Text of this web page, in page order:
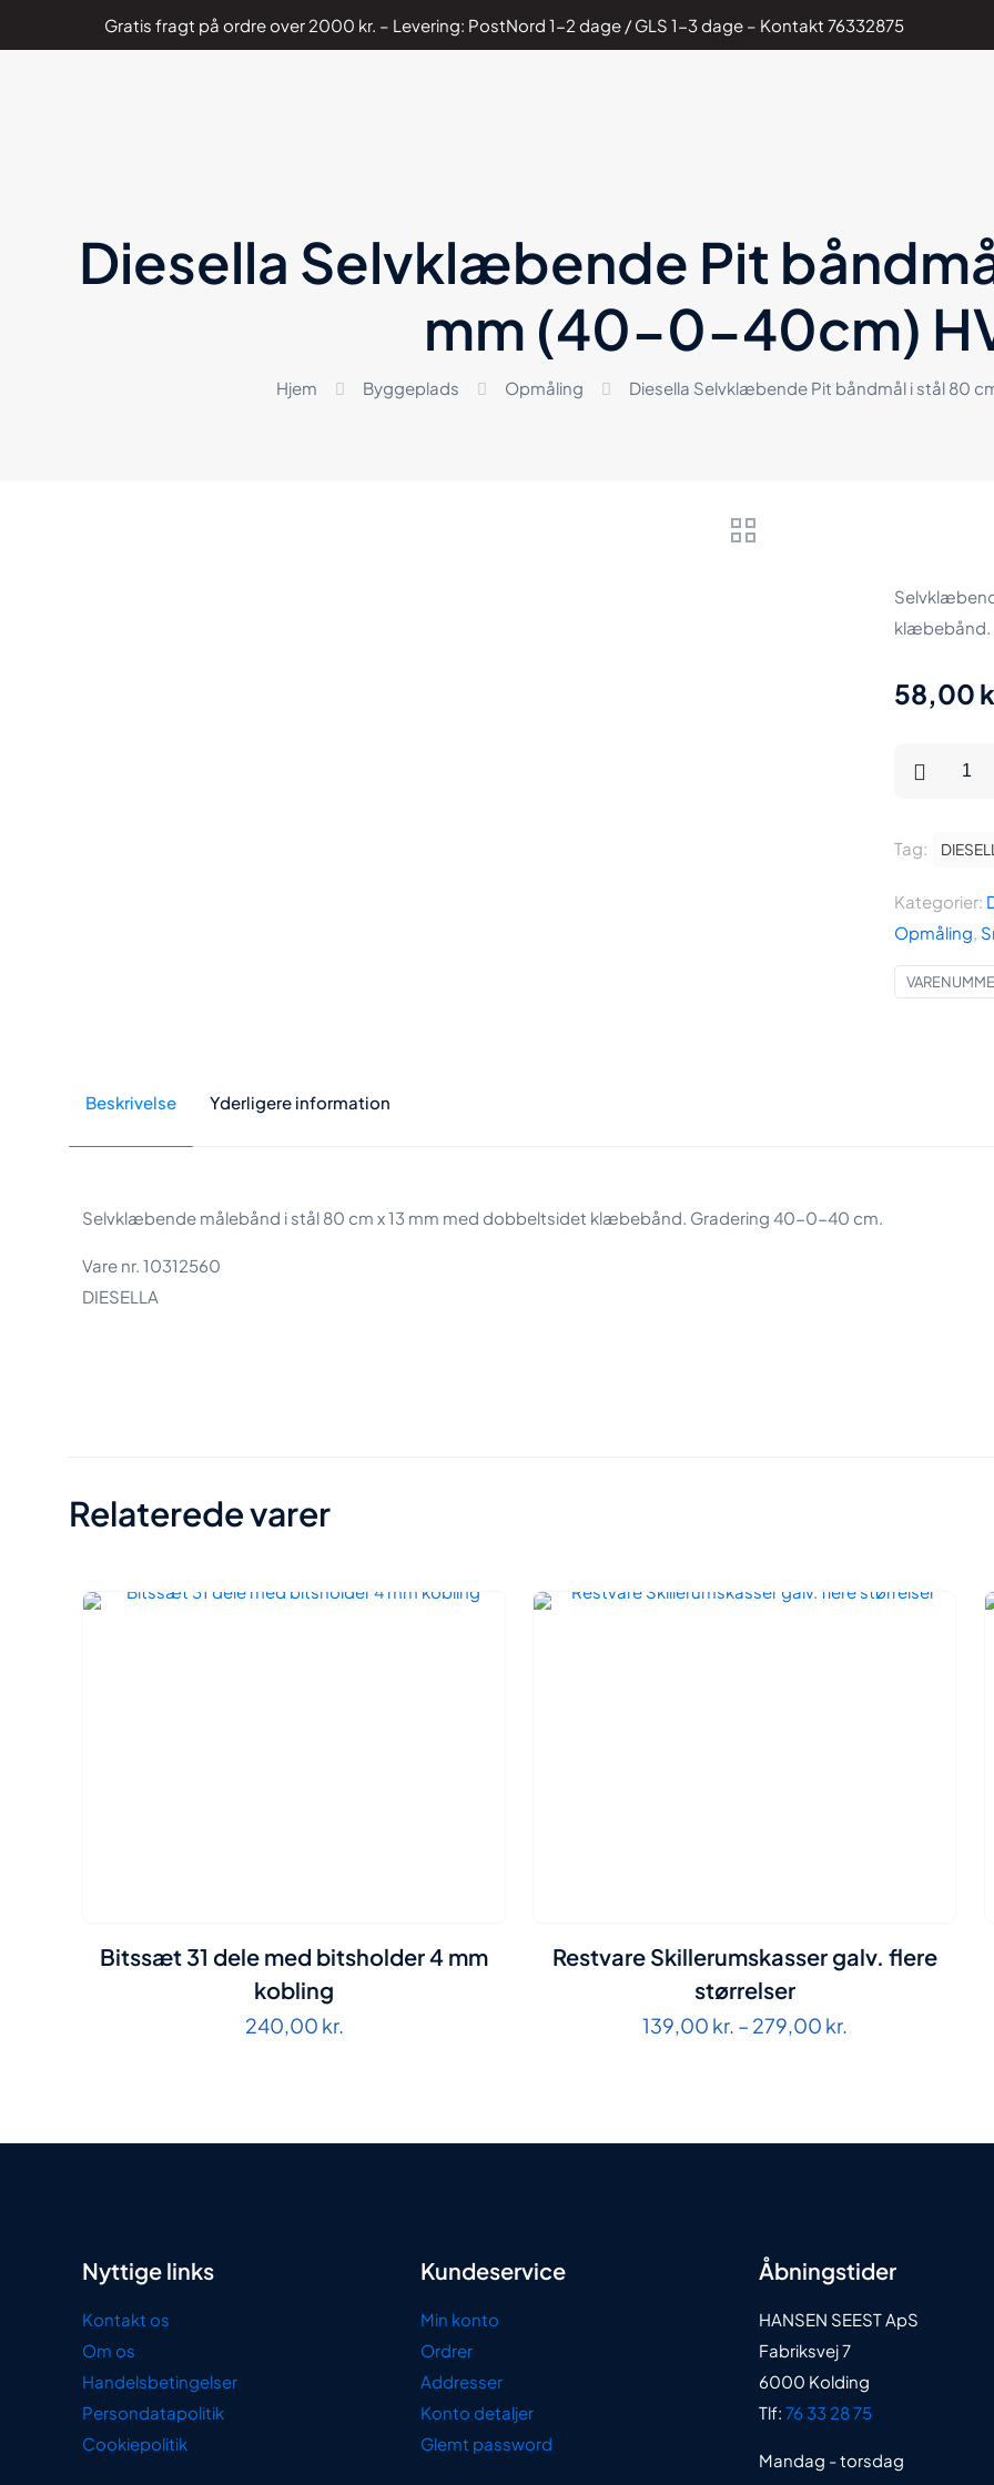
Gratis fragt på ordre over 2000 kr. – Levering: PostNord 1-2 dage / GLS 1-3 dage – Kontakt 76332875
Diesella Selvklæbende Pit
mm (40-0-40cm)
Hjem Byggeplads Opmåling Diesella Selvklæbende Pit båndmål i stål 80
58,00
båndmål
stål
80
cmx13
mm
Kategorier:
Opmåling,
Tag:
Beskrivelse Yderligere information
Selvklæbende målebånd i stål 80 cm x 13 mm med dobbeltsidet klæbebånd. Gradering 40-0-40 cm.
Vare nr. 10312560
DIESELLA
Relaterede varer
Bitssæt 31 dele med bitsholder 4 mm
kobling
240,00 kr.
Restvare Skillerumskasser galv. flere
størrelser
139,00 kr. – 279,00 kr.
Nyttige links
Kontakt os
Om os
Handelsbetingelser
Persondatapolitik
Cookiepolitik
Kundeservice
Min konto
Ordrer
Addresser
Konto detaljer
Glemt password
Åbningstider
HANSEN SEEST ApS
Fabriksvej 7
6000 Kolding
Tlf: 76 33 28 75
Mandag - torsdag